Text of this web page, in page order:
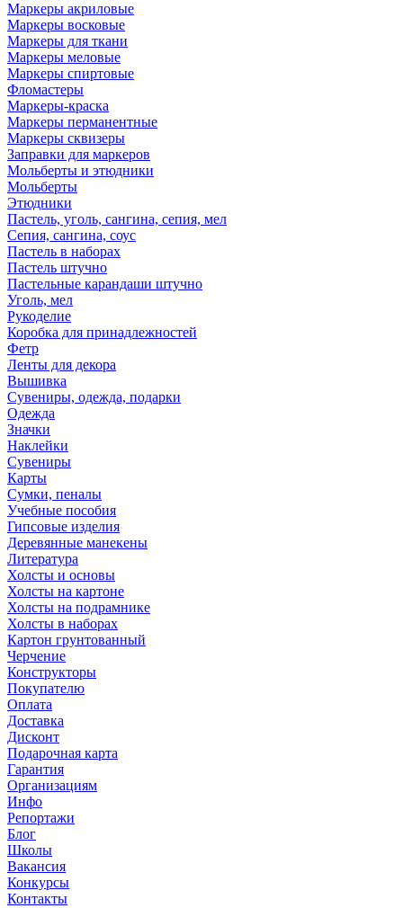
Маркеры акриловые
Маркеры восковые
Маркеры для ткани
Маркеры меловые
Маркеры спиртовые
Фломастеры
Маркеры-краска
Маркеры перманентные
Маркеры сквизеры
Заправки для маркеров
Мольберты и этюдники
Мольберты
Этюдники
Пастель, уголь, сангина, сепия, мел
Сепия, сангина, соус
Пастель в наборах
Пастель штучно
Пастельные карандаши штучно
Уголь, мел
Рукоделие
Коробка для принадлежностей
Фетр
Ленты для декора
Вышивка
Сувениры, одежда, подарки
Одежда
Значки
Наклейки
Сувениры
Карты
Сумки, пеналы
Учебные пособия
Гипсовые изделия
Деревянные манекены
Литература
Холсты и основы
Холсты на картоне
Холсты на подрамнике
Холсты в наборах
Картон грунтованный
Черчение
Конструкторы
Покупателю
Оплата
Доставка
Дисконт
Подарочная карта
Гарантия
Организациям
Инфо
Репортажи
Блог
Школы
Вакансия
Конкурсы
Контакты